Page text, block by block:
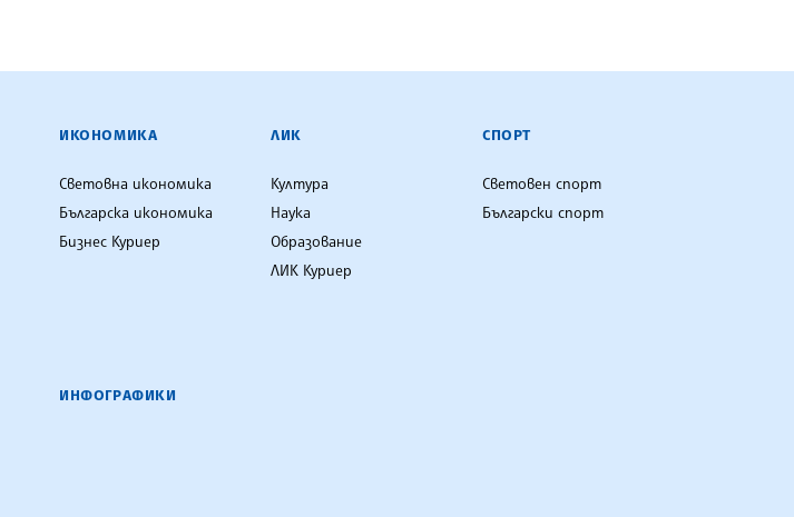
ИКОНОМИКА
Световна икономика
Българска икономика
Бизнес Куриер
ЛИК
Култура
Наука
Образование
ЛИК Куриер
СПОРТ
Световен спорт
Български спорт
ИНФОГРАФИКИ